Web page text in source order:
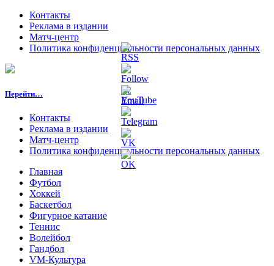
Контакты
Реклама в издании
Матч-центр
Политика конфиденциальности персональных данных
Перейти…
Контакты
Реклама в издании
Матч-центр
Политика конфиденциальности персональных данных
Главная
Футбол
Хоккей
Баскетбол
Фигурное катание
Теннис
Волейбол
Гандбол
VM-Культура